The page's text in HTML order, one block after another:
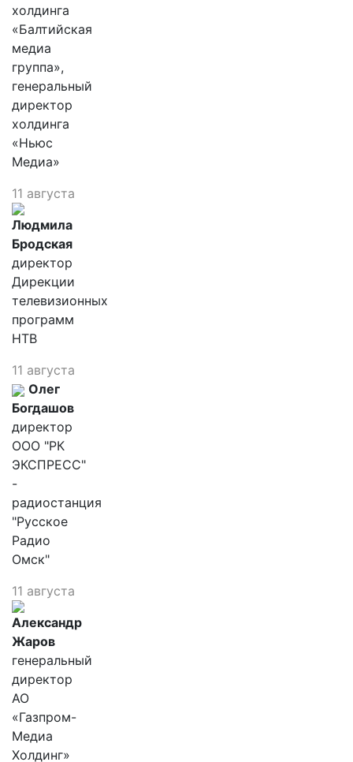
холдинга
«Балтийская
медиа
группа»,
генеральный
директор
холдинга
«Ньюс
Медиа»
11 августа
Людмила
Бродская
директор
Дирекции
телевизионных
программ
НТВ
11 августа
Олег
Богдашов
директор
ООО "РК
ЭКСПРЕСС"
-
радиостанция
"Русское
Радио
Омск"
11 августа
Александр
Жаров
генеральный
директор
АО
«Газпром-
Медиа
Холдинг»